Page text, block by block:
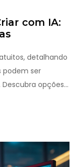
com IA:
detalhando
podem ser
opções
proveito
e
é para você.